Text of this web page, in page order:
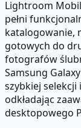
Lightroom
pełni
katalogowanie,
gotowych do
fotografów
Samsung
szybkiej
odkładając
desktopowego